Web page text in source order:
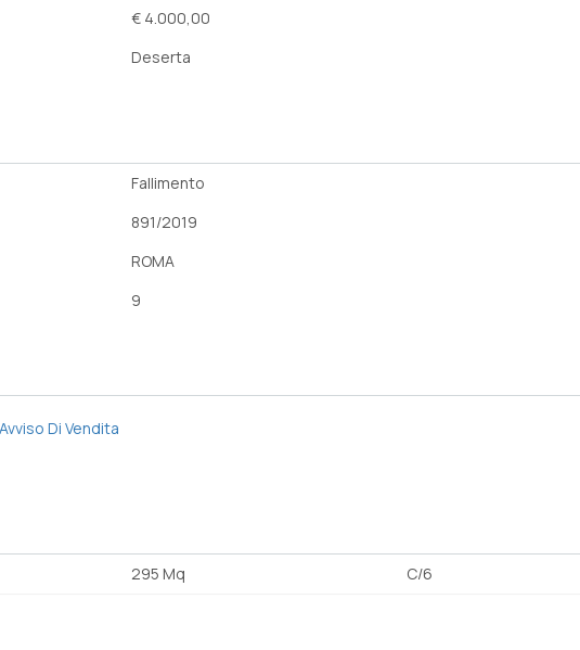
€ 4.000,00
Deserta
Fallimento
891/2019
ROMA
9
Avviso Di Vendita
295 Mq C/6